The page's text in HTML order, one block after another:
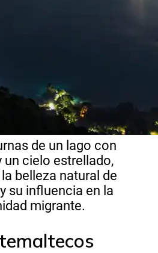
de un lago con
un cielo estrellado,
belleza natural de
su influencia en la
migrante.